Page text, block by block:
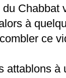
Chabbat
à
ce
attablons à